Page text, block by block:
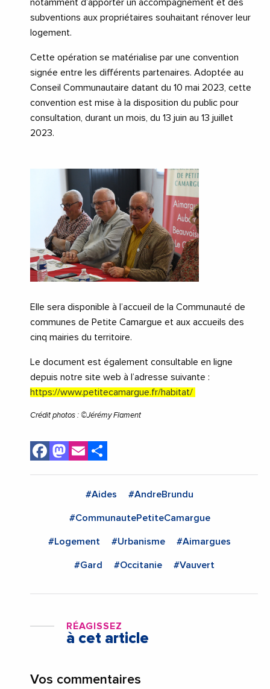
notamment d’apporter un accompagnement et des
subventions aux propriétaires souhaitant rénover leur
logement.
Cette opération se matérialise par une convention
signée entre les différents partenaires. Adoptée au
Conseil Communautaire datant du 10 mai 2023, cette
convention est mise à la disposition du public pour
consultation, durant un mois, du 13 juin au 13 juillet
2023.
Elle sera disponible à l’accueil de la Communauté de
communes de Petite Camargue et aux accueils des
cinq mairies du territoire.
Le document est également consultable en ligne
depuis notre site web à l’adresse suivante :
https://www.petitecamargue.fr/habitat/
Crédit photos : ©Jérémy Flament
Facebook
Mastodon
Email
#Aides #AndreBrundu
#CommunautePetiteCamargue
#Logement #Urbanisme #Aimargues
#Gard #Occitanie #Vauvert
RÉAGISSEZ
à cet article
Vos commentaires